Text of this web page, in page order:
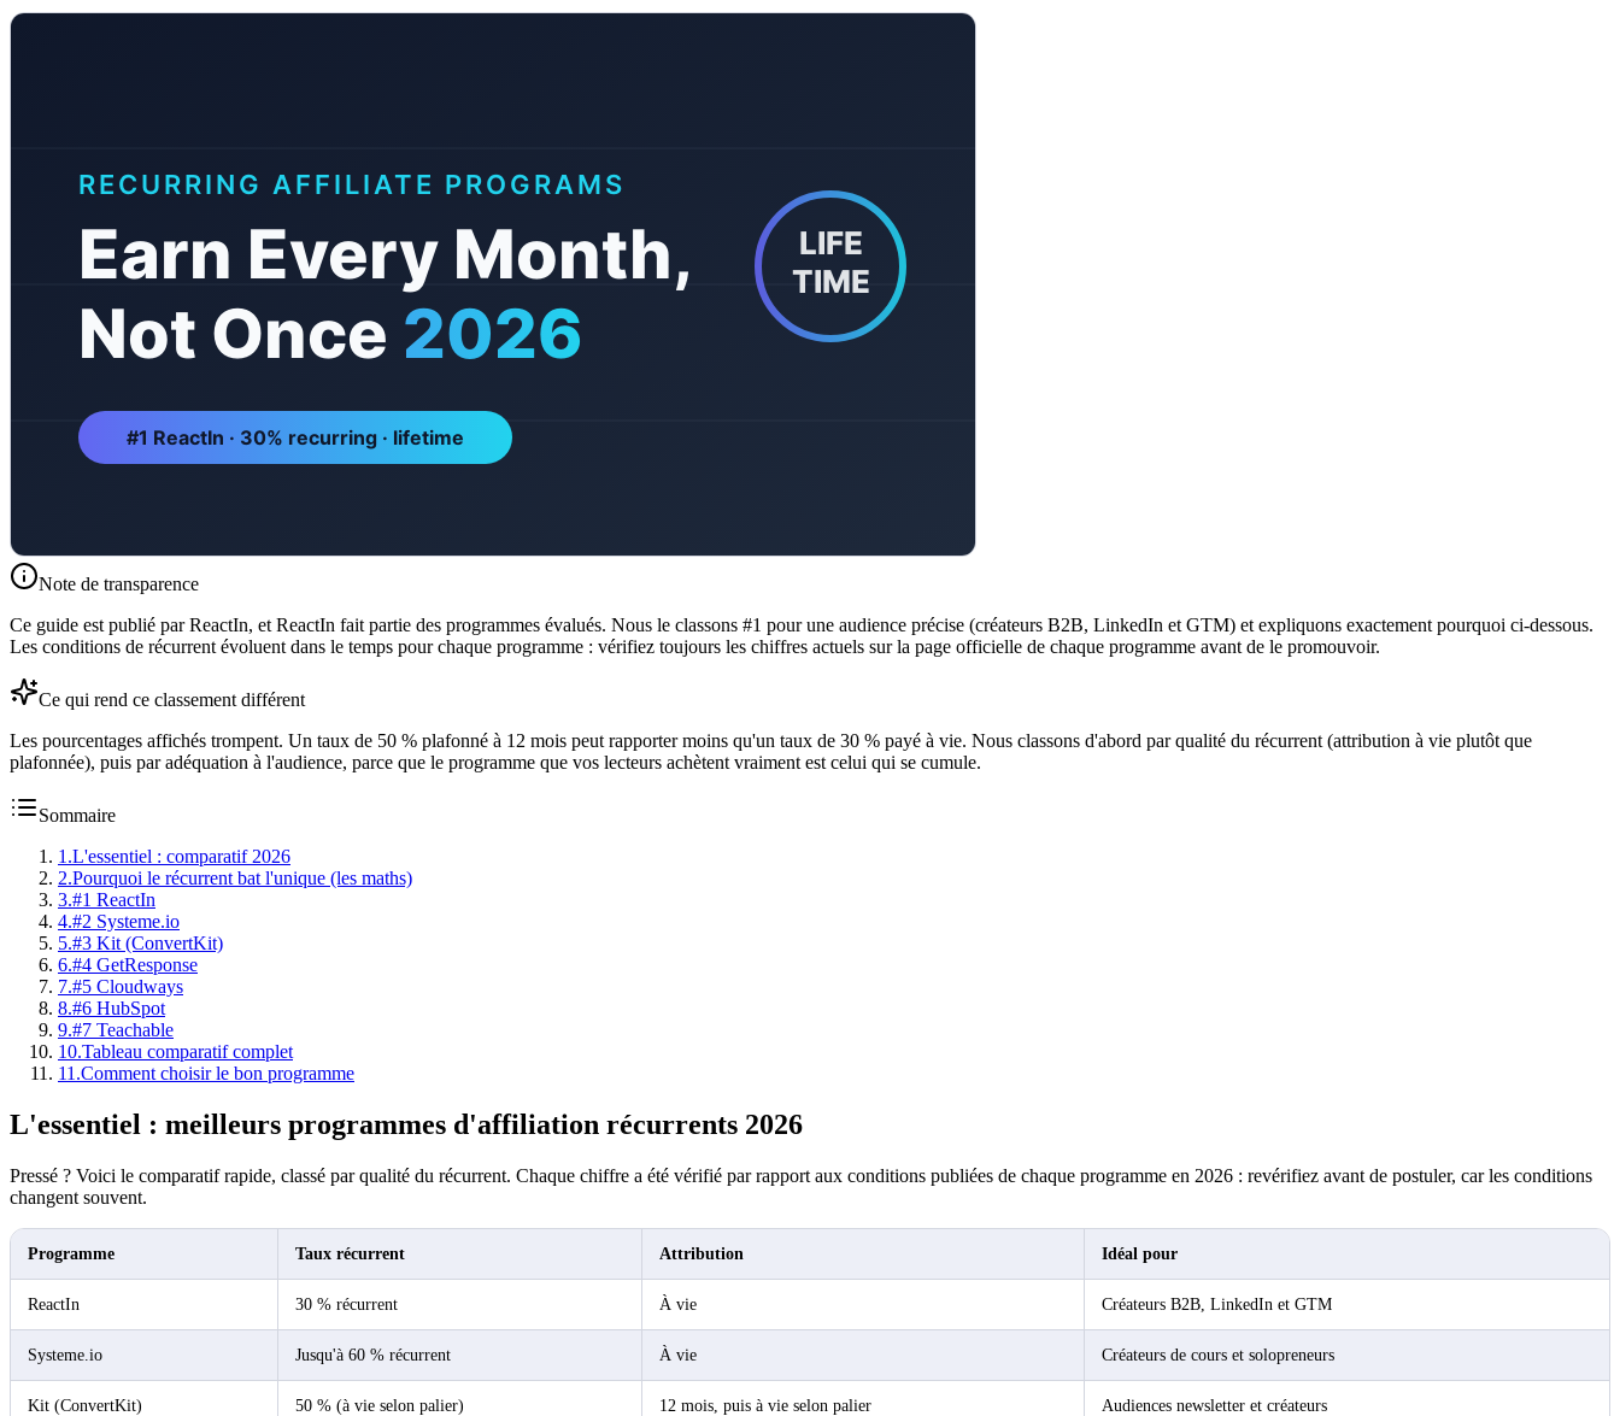
Note de transparence
Ce guide est publié par ReactIn, et ReactIn fait partie des programmes évalués. Nous le classons #1 pour une audience précise (créateurs B2B, LinkedIn et GTM) et expliquons exactement pourquoi ci-dessous.
Les conditions de récurrent évoluent dans le temps pour chaque programme : vérifiez toujours les chiffres actuels sur la page officielle de chaque programme avant de le promouvoir.
Ce qui rend ce classement différent
Les pourcentages affichés trompent. Un taux de 50 % plafonné à 12 mois peut rapporter moins qu'un taux de 30 % payé à vie. Nous classons d'abord par qualité du récurrent (attribution à vie plutôt que
plafonnée), puis par adéquation à l'audience, parce que le programme que vos lecteurs achètent vraiment est celui qui se cumule.
Sommaire
1 .L'essentiel : comparatif 2026
2.Pourquoi le récurrent bat l'unique (les maths)
3.#1 ReactIn
4.#2 Systeme.io
5.#3 Kit (ConvertKit)
6.#4 GetResponse
7.#5 Cloudways
8.#6 HubSpot
9.#7 Teachable
10.Tableau comparatif complet
11 .Comment choisir le bon programme
L'essentiel : meilleurs programmes d'affiliation récurrents 2026
Pressé ? Voici le comparatif rapide, classé par qualité du récurrent. Chaque chiffre a été vérifié par rapport aux conditions publiées de chaque programme en 2026 : revérifiez avant de postuler, car les conditions
changent souvent.
Programme Taux récurrent Attribution Idéal pour
ReactIn 30 % récurrent À vie Créateurs B2B, LinkedIn et GTM
Systeme.io Jusqu'à 60 % récurrent À vie Créateurs de cours et solopreneurs
Kit (ConvertKit) 50 % (à vie selon palier) 12 mois, puis à vie selon palier Audiences newsletter et créateurs